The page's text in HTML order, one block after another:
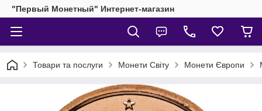
"Первый Монетный" Интернет-магазин
Товари та послуги Монети Світу Монети Європи